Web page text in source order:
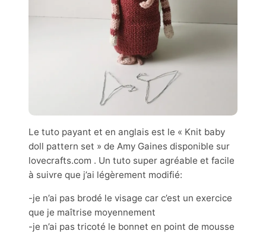
Le tuto payant et en anglais est le « Knit baby
doll pattern set » de Amy Gaines disponible sur
lovecrafts.com . Un tuto super agréable et facile
à suivre que j’ai légèrement modifié:
-je n’ai pas brodé le visage car c’est un exercice
que je maîtrise moyennement
-je n’ai pas tricoté le bonnet en point de mousse